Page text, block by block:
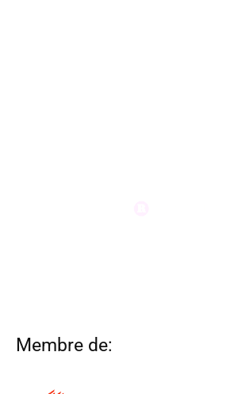
Membre de: